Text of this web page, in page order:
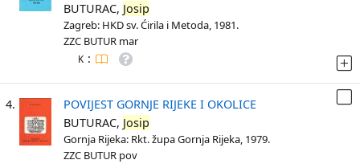
BUTURAC, Josip
Zagreb: HKD sv. Ćirila i Metoda, 1981.
ZZC BUTUR mar
K :
4.
POVIJEST GORNJE RIJEKE I OKOLICE
BUTURAC, Josip
Gornja Rijeka: Rkt. župa Gornja Rijeka, 1979.
ZZC BUTUR pov